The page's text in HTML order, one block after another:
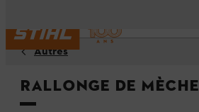
Autres
Rallonge de mèche